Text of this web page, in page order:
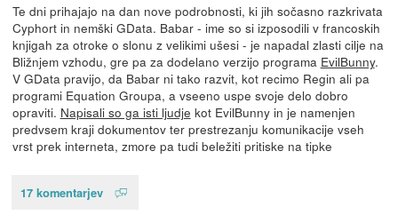
Te dni prihajajo na dan nove podrobnosti, ki jih sočasno razkrivata
Cyphort in nemški GData. Babar - ime so si izposodili v francoskih
knjigah za otroke o slonu z velikimi ušesi - je napadal zlasti cilje na
Bližnjem vzhodu, gre pa za dodelano verzijo programa EvilBunny.
V GData pravijo, da Babar ni tako razvit, kot recimo Regin ali pa
programi Equation Groupa, a vseeno uspe svoje delo dobro
opraviti. Napisali so ga isti ljudje kot EvilBunny in je namenjen
predvsem kraji dokumentov ter prestrezanju komunikacije vseh
vrst prek interneta, zmore pa tudi beležiti pritiske na tipke
17 komentarjev